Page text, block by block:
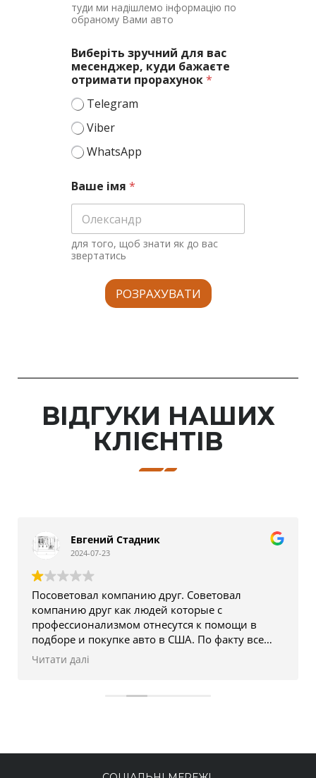
туди ми надішлемо інформацію по
обраному Вами авто
Виберіть зручний для вас
месенджер, куди бажаєте
отримати прорахунок*
Telegram
Viber
WhatsApp
Ваше імя *
для того, щоб знати як до вас
звертатись
РОЗРАХУВАТИ
ВІДГУКИ НАШИХ
КЛІЄНТІВ
Евгений Стадник
2024-07-23
Посоветовал компанию друг. Советовал
компанию друг как людей которые с
профессионализмом отнесутся к помощи в
подборе и покупке авто в США. По факту все
наоборот. Скинул характеристики нужного мне
авто и диапазон цен. Спустя 2,5 недели не
отказа. Отношение к клиентам просто ужас.
Читати далі